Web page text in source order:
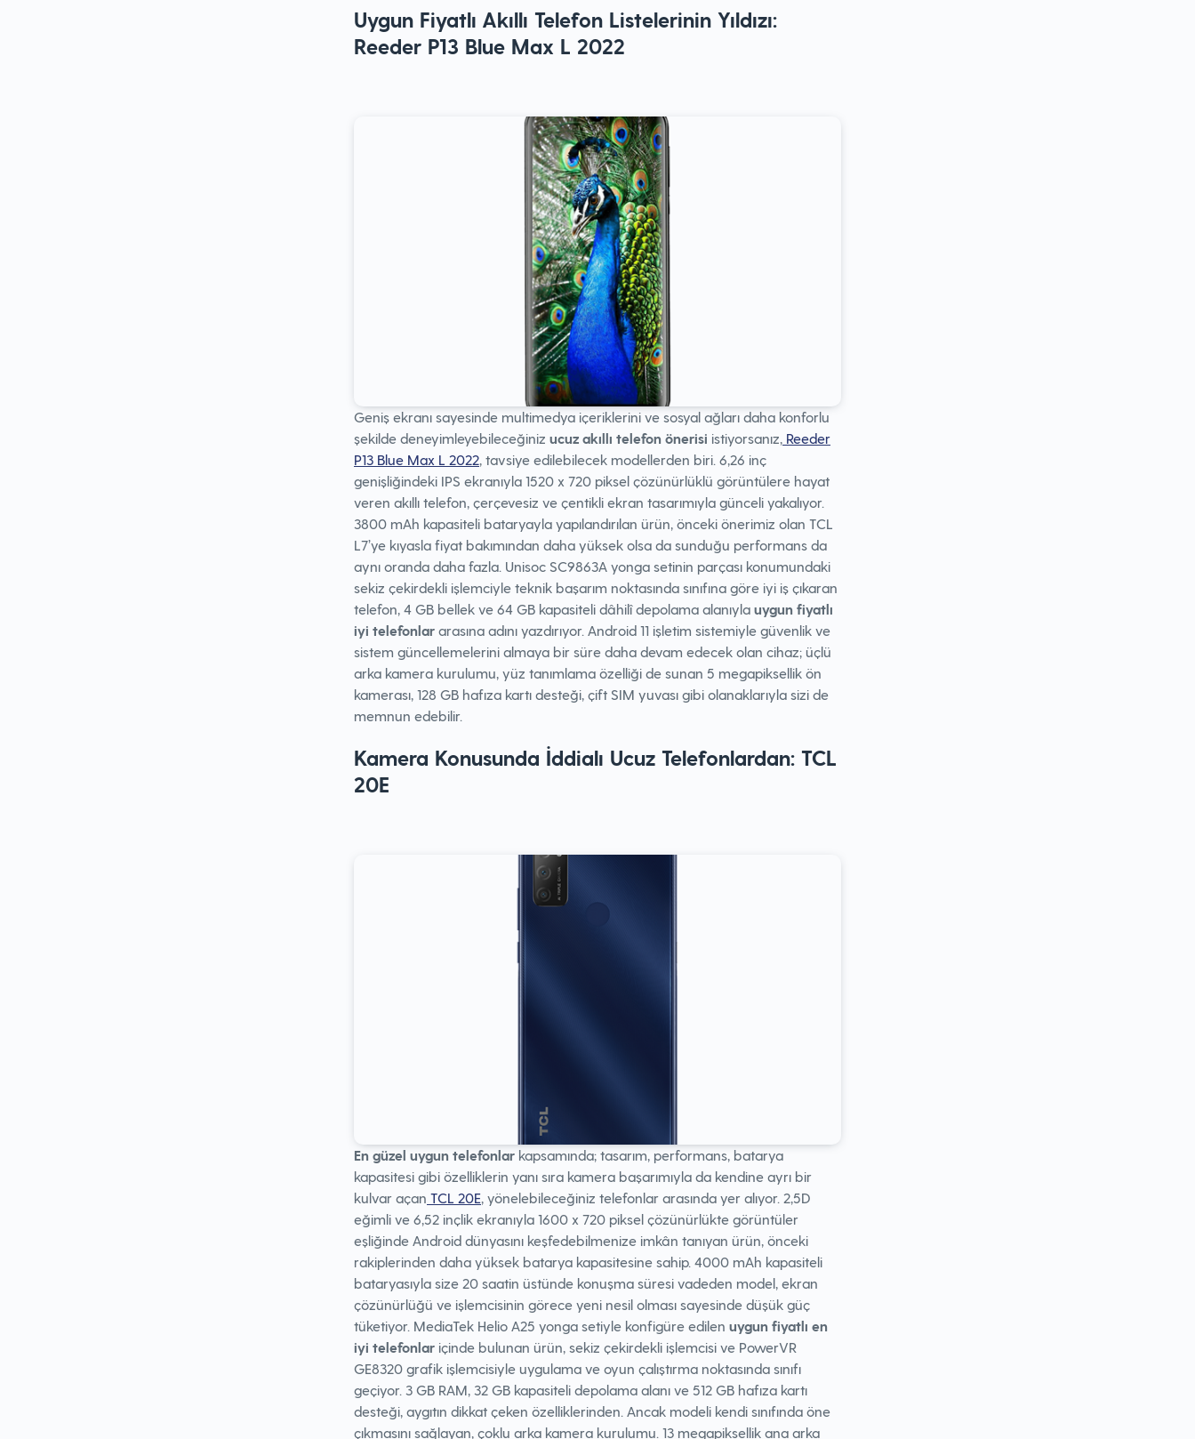
Uygun Fiyatlı Akıllı Telefon Listelerinin Yıldızı:
Reeder P13 Blue Max L 2022
Geniş ekranı sayesinde multimedya içeriklerini ve sosyal ağları daha konforlu
şekilde deneyimleyebileceğiniz ucuz akıllı telefon önerisi istiyorsanız, Reeder
P13 Blue Max L 2022, tavsiye edilebilecek modellerden biri. 6,26 inç
genişliğindeki IPS ekranıyla 1520 x 720 piksel çözünürlüklü görüntülere hayat
veren akıllı telefon, çerçevesiz ve çentikli ekran tasarımıyla günceli yakalıyor.
3800 mAh kapasiteli bataryayla yapılandırılan ürün, önceki önerimiz olan TCL
L7’ye kıyasla fiyat bakımından daha yüksek olsa da sunduğu performans da
aynı oranda daha fazla. Unisoc SC9863A yonga setinin parçası konumundaki
sekiz çekirdekli işlemciyle teknik başarım noktasında sınıfına göre iyi iş çıkaran
telefon, 4 GB bellek ve 64 GB kapasiteli dâhilî depolama alanıyla uygun fiyatlı
iyi telefonlar arasına adını yazdırıyor. Android 11 işletim sistemiyle güvenlik ve
sistem güncellemelerini almaya bir süre daha devam edecek olan cihaz; üçlü
arka kamera kurulumu, yüz tanımlama özelliği de sunan 5 megapiksellik ön
kamerası, 128 GB hafıza kartı desteği, çift SIM yuvası gibi olanaklarıyla sizi de
memnun edebilir.
Kamera Konusunda İddialı Ucuz Telefonlardan: TCL
20E
En güzel uygun telefonlar kapsamında; tasarım, performans, batarya
kapasitesi gibi özelliklerin yanı sıra kamera başarımıyla da kendine ayrı bir
kulvar açan TCL 20E, yönelebileceğiniz telefonlar arasında yer alıyor. 2,5D
eğimli ve 6,52 inçlik ekranıyla 1600 x 720 piksel çözünürlükte görüntüler
eşliğinde Android dünyasını keşfedebilmenize imkân tanıyan ürün, önceki
rakiplerinden daha yüksek batarya kapasitesine sahip. 4000 mAh kapasiteli
bataryasıyla size 20 saatin üstünde konuşma süresi vadeden model, ekran
çözünürlüğü ve işlemcisinin görece yeni nesil olması sayesinde düşük güç
tüketiyor. MediaTek Helio A25 yonga setiyle konfigüre edilen uygun fiyatlı en
iyi telefonlar içinde bulunan ürün, sekiz çekirdekli işlemcisi ve PowerVR
GE8320 grafik işlemcisiyle uygulama ve oyun çalıştırma noktasında sınıfı
geçiyor. 3 GB RAM, 32 GB kapasiteli depolama alanı ve 512 GB hafıza kartı
desteği, aygıtın dikkat çeken özelliklerinden. Ancak modeli kendi sınıfında öne
çıkmasını sağlayan, çoklu arka kamera kurulumu. 13 megapiksellik ana arka